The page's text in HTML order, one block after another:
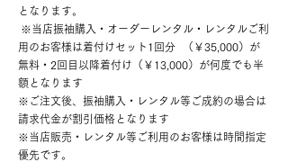
となります。
※当店振袖購入・オーダーレンタル・レンタルご利
用のお客様は着付けセット1回分 （￥35,000）が
無料・2回目以降着付け（￥13,000）が何度でも半
額となります
※ご注文後、振袖購入・レンタル等ご成約の場合は
請求代金が割引価格となります
※当店販売・レンタル等ご利用のお客様は時間指定
優先です。